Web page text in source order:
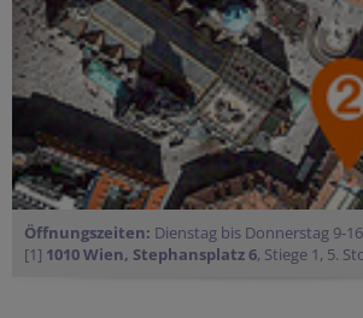
Öffnungszeiten: Dienstag bis Donnerstag 9-
[1] 1010 Wien, Stephansplatz 6, Stiege 1, 5.